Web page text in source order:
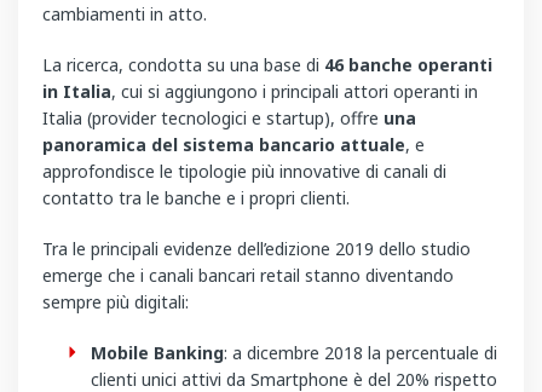
cambiamenti in atto.
La ricerca, condotta su una base di 46 banche operanti
in Italia, cui si aggiungono i principali attori operanti in
Italia (provider tecnologici e startup), offre una
panoramica del sistema bancario attuale, e
approfondisce le tipologie più innovative di canali di
contatto tra le banche e i propri clienti.
Tra le principali evidenze dell’edizione 2019 dello studio
emerge che i canali bancari retail stanno diventando
sempre più digitali:
Mobile Banking: a dicembre 2018 la percentuale di
clienti unici attivi da Smartphone è del 20% rispetto